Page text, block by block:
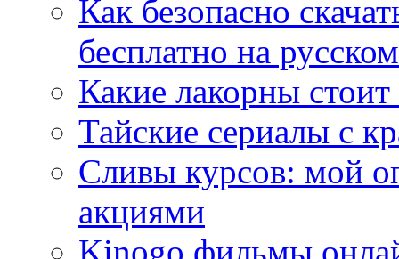
Как безопасно
бесплатно на
Какие лакорны
Тайские сериалы с
Сливы курсов: мой
акциями
Kinogo фильмы